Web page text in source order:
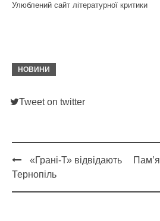
Улюблений сайт літературної критики
НОВИНИ
Tweet on twitter
Post
navigation
«Грані-Т» відвідають
Тернопіль